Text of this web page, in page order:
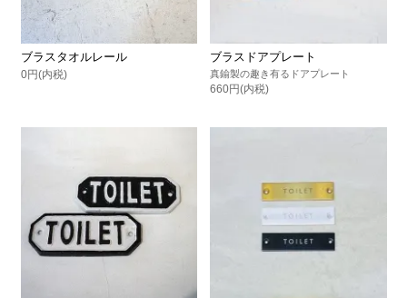
ブラスタオルレール
0円(内税)
ブラスドアプレート
真鍮製の趣き有るドアプレート
660円(内税)